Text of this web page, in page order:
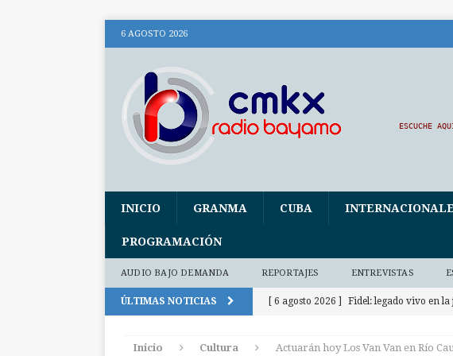
6 AGOSTO 2026
ESCUCHE
INICIO GRANMA CUBA
PROGRAMACIÓN
AUDIO BAJO DEMANDA REPORTAJES ENTREVISTAS
ÚLTIMAS NOTICIAS [ 6 agosto 2026 ] Fidel: legado vivo en la
Inicio Cultura Actuarán hoy Los Van Van en Río